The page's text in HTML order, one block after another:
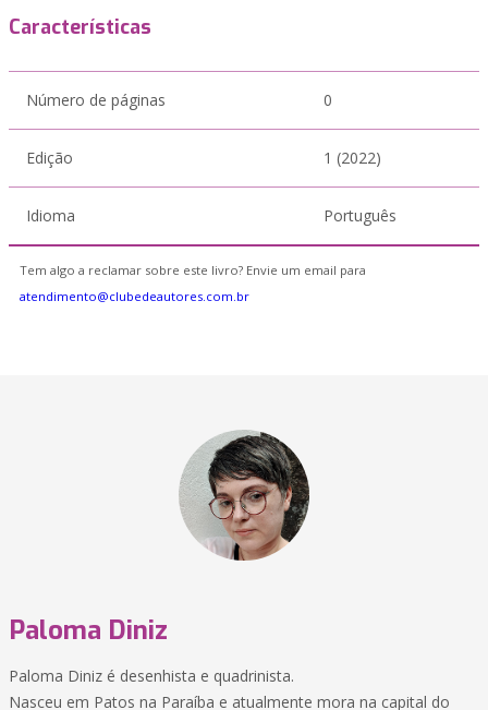
Características
Número de páginas 0
Edição 1 (2022)
Idioma Português
Tem algo a reclamar sobre este livro? Envie um email para
atendimento@clubedeautores.com.br
Paloma Diniz
Paloma Diniz é desenhista e quadrinista.
Nasceu em Patos na Paraíba e atualmente mora na capital do